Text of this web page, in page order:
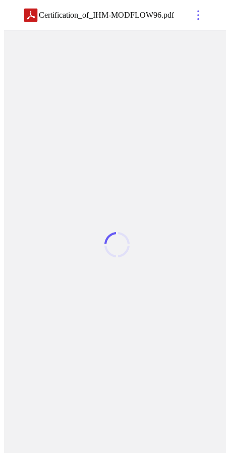
Certification_of_IHM-MODFLOW96.pdf